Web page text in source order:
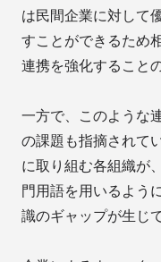
は民間企業に対して
すことができるため
連携を強化すること
一方で、このような
の課題も指摘されて
に取り組む各組織が
門用語を用いるよう
識のギャップが生じ